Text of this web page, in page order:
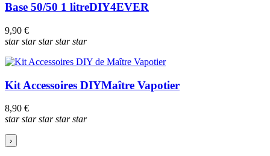
Base 50/50 1 litreDIY4EVER
9,90 €
starstarstarstarstar
Kit Accessoires DIYMaître Vapotier
8,90 €
starstarstarstarstar
›